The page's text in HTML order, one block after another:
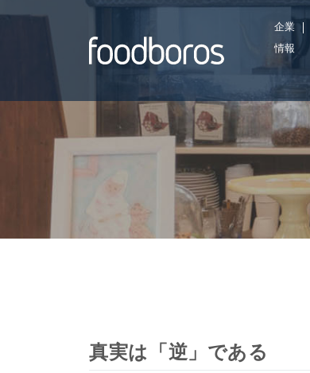
企業
情報
真実は「逆」である